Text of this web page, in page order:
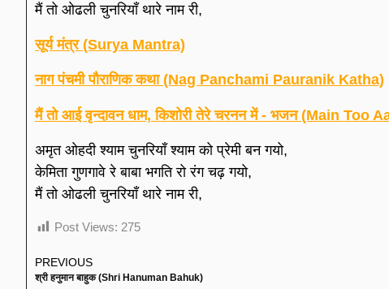
मैं तो ओढली चुनरियाँ थारे नाम री,
सूर्य मंत्र (Surya Mantra)
नाग पंचमी पौराणिक कथा (Nag Panchami Pauranik Katha)
मैं तो आई वृन्दावन धाम, किशोरी तेरे चरनन में - भजन (Main
अमृत ओहदी श्याम चुनरियाँ श्याम को प्रेमी बन गयो,
केमिता गुणगावे रे बाबा भगति रो रंग चढ़ गयो,
मैं तो ओढली चुनरियाँ थारे नाम री,
Post Views: 275
PREVIOUS
श्री हनुमान बाहुक (Shri Hanuman Bahuk)